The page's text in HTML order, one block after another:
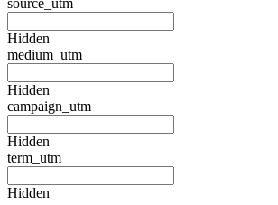
Hidden
medium_utm
Hidden
campaign_utm
Hidden
term_utm
Hidden